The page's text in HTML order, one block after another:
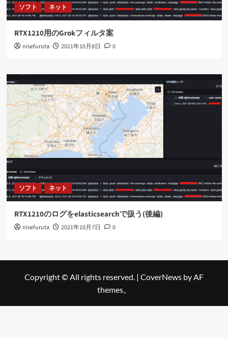
ソフト ネット
RTX1210用のGrokフィルタ案
nisefuruta 2021年10月8日 0
ソフト ネット
RTX1210のログをelasticsearchで扱う(後編)
nisefuruta 2021年10月7日 0
Copyright © All rights reserved. | CoverNews by AF
themes。